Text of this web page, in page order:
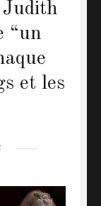
Judith
“un
et les